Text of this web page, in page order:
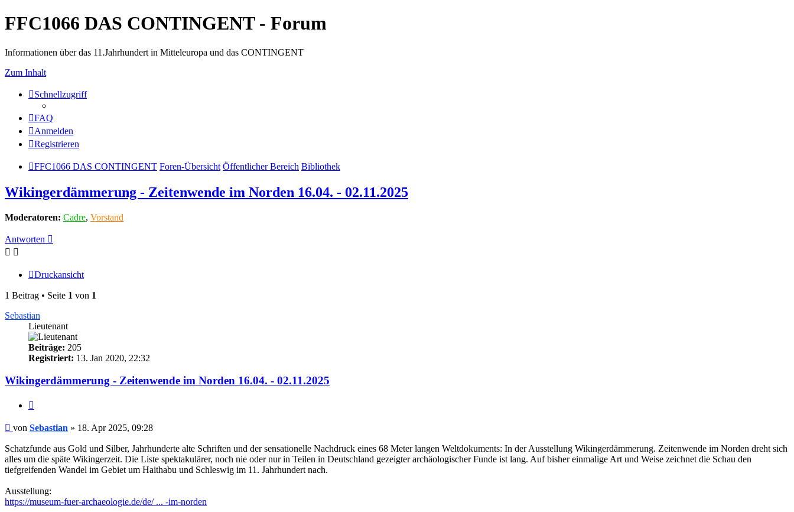
FFC1066 DAS CONTINGENT - Forum
Informationen über das 11.Jahrhundert in Mitteleuropa und das CONTINGENT
Zum Inhalt
Schnellzugriff
FAQ
Anmelden
Registrieren
FFC1066 DAS CONTINGENT Foren-Übersicht Öffentlicher Bereich Bibliothek
Wikingerdämmerung - Zeitenwende im Norden 16.04. - 02.11.2025
Moderatoren: Cadre, Vorstand
Antworten
Druckansicht
1 Beitrag • Seite 1 von 1
Sebastian
Lieutenant
Beiträge: 205
Registriert: 13. Jan 2020, 22:32
Wikingerdämmerung - Zeitenwende im Norden 16.04. - 02.11.2025
Beitrag
von Sebastian » 18. Apr 2025, 09:28
Schatzfunde aus Gold und Silber, Jahrhunderte alte Schriften und der sensationelle Nachdruck eines 68 Meter langen Weltdokuments: In der Ausstellung Wikingerdämmerung. Zeitenwende im Norden dreht sich
alles um die späte Wikingerzeit. Die Liste spektakulärer, noch nie oder nur in Teilen in Deutschland gezeigter archäologischer Funde ist lang. Auf bisher einmalige Art und Weise zeichnet die Schau den
tiefgreifenden Wandel im Gebiet um Haithabu und Schleswig im 11. Jahrhundert nach.
Ausstellung:
https://museum-fuer-archaeologie.de/de/ ... -im-norden